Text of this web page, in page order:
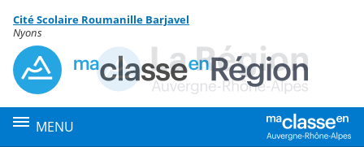
Menu de la rubrique
Contenu
Cité Scolaire Roumanille Barjavel
Nyons
MENU